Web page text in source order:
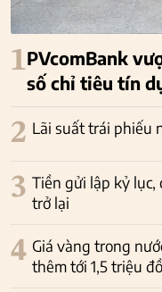
1PVcomBank
số chỉ tiêu tín
2 Lãi suất trái phiếu
3 Tiền gửi lập kỷ lục,
trở lại
4 Giá vàng trong
thêm tới 1,5 triệu